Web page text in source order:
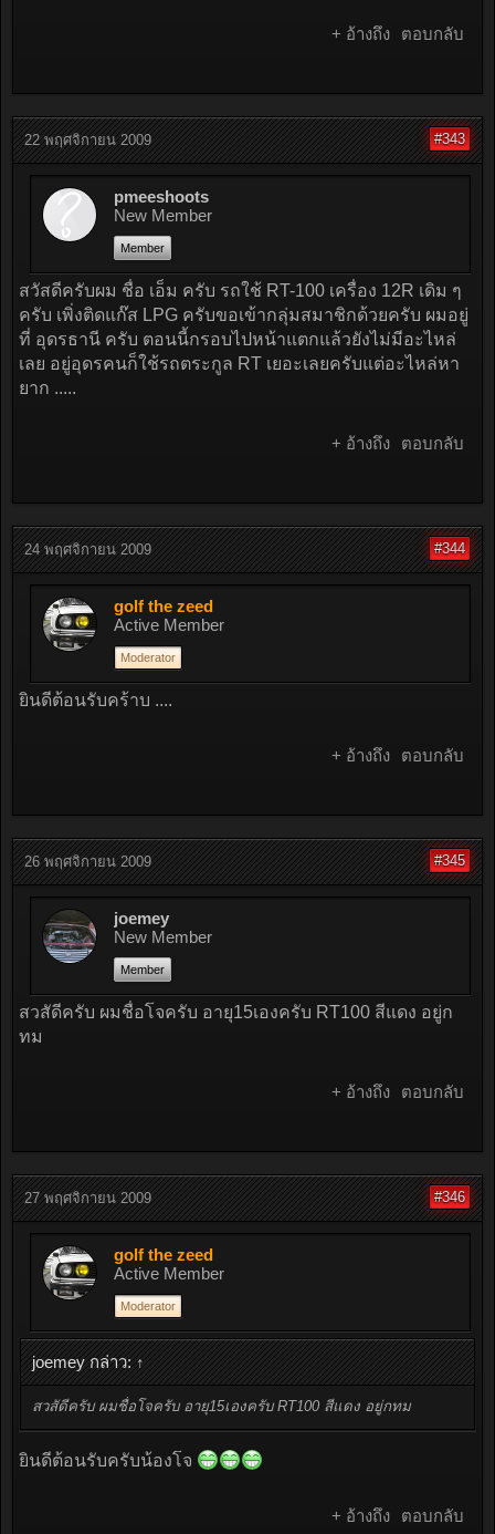
+ อ้างถึง ตอบกลับ
22 พฤศจิกายน 2009 #343
pmeeshoots
New Member
Member
สวัสดีครับผม ชื่อ เอ็ม ครับ รถใช้ RT-100 เครื่อง 12R เดิม ๆ
ครับ เพิ่งติดแก๊ส LPG ครับขอเข้ากลุ่มสมาชิกด้วยครับ ผมอยู่
ที่ อุดรธานี ครับ ตอนนี้กรอบไปหน้าแตกแล้วยังไม่มีอะไหล่
เลย อยู่อุดรคนก็ใช้รถตระกูล RT เยอะเลยครับแต่อะไหล่หา
ยาก .....
+ อ้างถึง ตอบกลับ
24 พฤศจิกายน 2009 #344
golf the zeed
Active Member
Moderator
ยินดีต้อนรับคร้าบ ....
+ อ้างถึง ตอบกลับ
26 พฤศจิกายน 2009 #345
joemey
New Member
Member
สวสัดีครับ ผมชื่อโจครับ อายุ15เองครับ RT100 สีแดง อยู่ก
ทม
+ อ้างถึง ตอบกลับ
27 พฤศจิกายน 2009 #346
golf the zeed
Active Member
Moderator
joemey กล่าว: ↑
สวสัดีครับ ผมชื่อโจครับ อายุ15เองครับ RT100 สีแดง อยู่กทม
ยินดีต้อนรับครับน้องโจ
+ อ้างถึง ตอบกลับ